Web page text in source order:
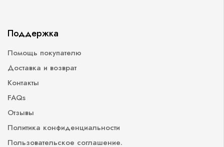
Поддержка
Помощь покупателю
Доставка и возврат
Контакты
FAQs
Отзывы
Политика конфиденциальности
Пользовательское соглашение.